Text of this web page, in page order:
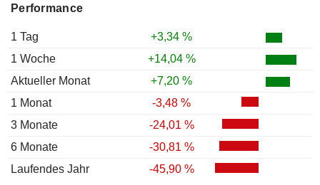
Performance
1 Tag
+3,34 %
1 Woche
+14,04 %
Aktueller Monat
+7,20 %
1 Monat
-3,48 %
3 Monate
-24,01 %
6 Monate
-30,81 %
Laufendes Jahr
-45,90 %